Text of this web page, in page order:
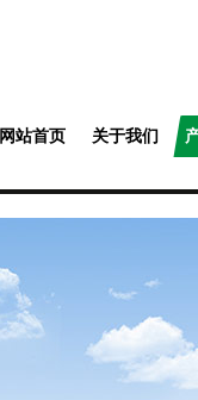
网站首页 关于我们